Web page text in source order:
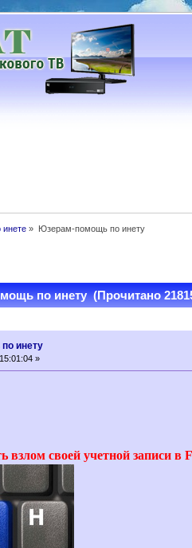
инете » Юзерам-помощь по инету
по инету (Прочитано
инету
»
взлом своей учетной записи